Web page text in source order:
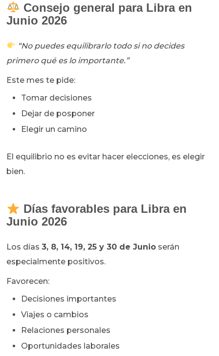
Consejo general para Libra en
Junio 2026
“No puedes equilibrarlo todo si no decides
primero qué es lo importante.”
Este mes te pide:
Tomar decisiones
Dejar de posponer
Elegir un camino
El equilibrio no es evitar hacer elecciones, es elegir
bien.
Días favorables para Libra en
Junio 2026
Los días3, 8, 14, 19, 25 y 30 de Junio serán
especialmente positivos.
Favorecen:
Decisiones importantes
Viajes o cambios
Relaciones personales
Oportunidades laborales